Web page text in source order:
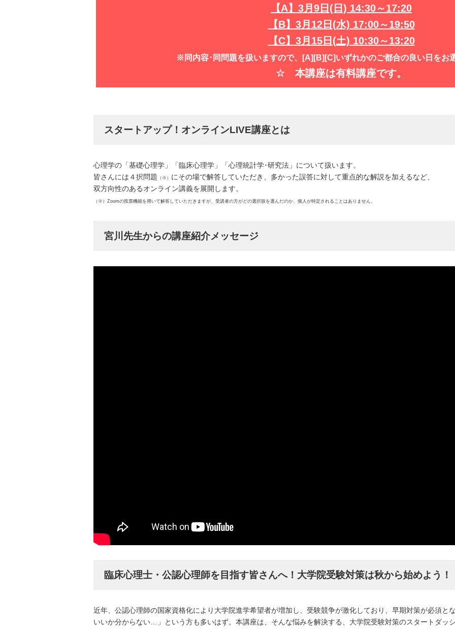
【A】3月9日(日) 14:30～17:20
【B】3月12日(水) 17:00～19:50
【C】3月15日(土) 10:30～13:20
※同内容･同問題を扱いますので、[A][B][C]いずれかのご都合の良い日をお
☆ 本講座は有料講座です。
スタートアップ！オンラインLIVE講座とは
心理学の「基礎心理学」「臨床心理学」「心理統計学･研究法」について扱います。
皆さんには４択問題 （※） にその場で解答していただき、多かった誤答に対して重点的な解説を加えるなど、
双方向性のあるオンライン講義を展開します。
（※）Zoomの投票機能を用いて解答していただきますが、受講者の方がどの選択肢を選んだのか、個人が特定されることはありません。
宮川先生からの講座紹介メッセージ
臨床心理士・公認心理師を目指す皆さんへ！大学院受験対策は秋から始めよう！
近年、公認心理師の国家資格化により大学院進学希望者が増加し、受験競争が激化しており、早期対策が必須と
いいか分からない…」という方も多いはず。本講座は、そんな悩みを解決する、大学院受験対策のスタートダッ